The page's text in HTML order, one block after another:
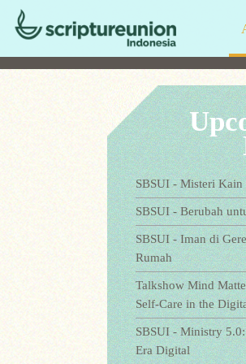
SBSUI - Misteri Kain
SBSUI - Berubah
SBSUI - Iman di
Rumah
Talkshow Mind
Self-Care in the
SBSUI - Ministry
Era Digital